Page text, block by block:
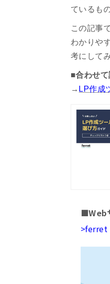
ているも
この記事
わかりや
考にして
■合わせ
→ LP作成
■Web
>ferret